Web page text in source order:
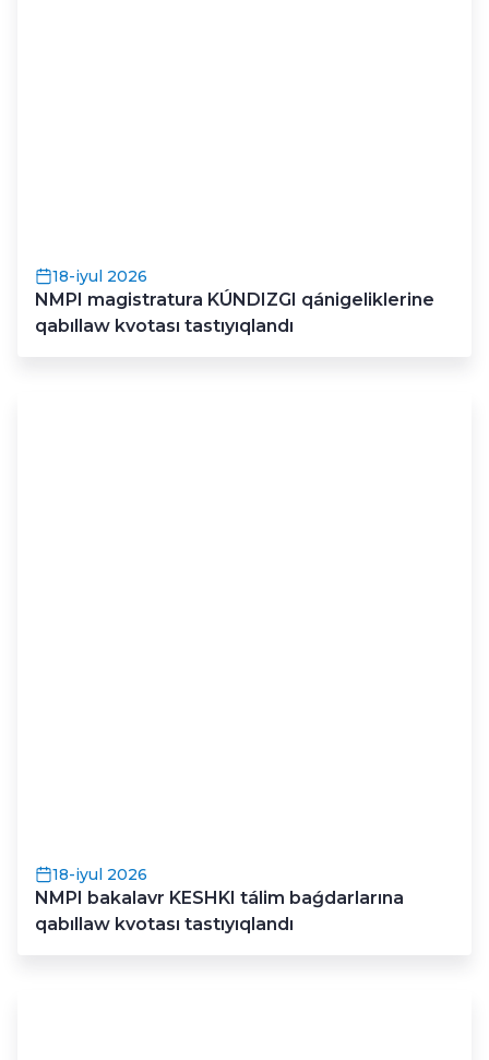
18-iyul 2026
NMPI magistratura KÚNDIZGI qánigeliklerine
qabıllaw kvotası tastıyıqlandı
18-iyul 2026
NMPI bakalavr KESHKI tálim baǵdarlarına
qabıllaw kvotası tastıyıqlandı